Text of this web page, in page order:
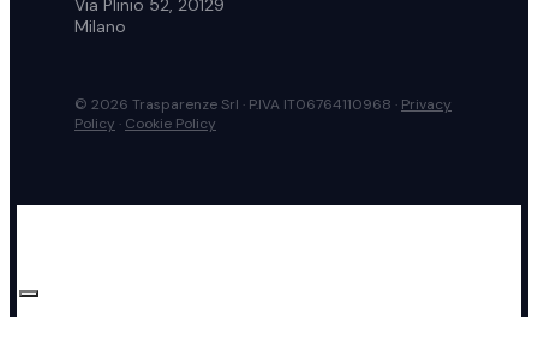
Via Plinio 52, 20129
Milano
© 2026 Trasparenze Srl · P.IVA IT06764110968 · Privacy
Policy · Cookie Policy